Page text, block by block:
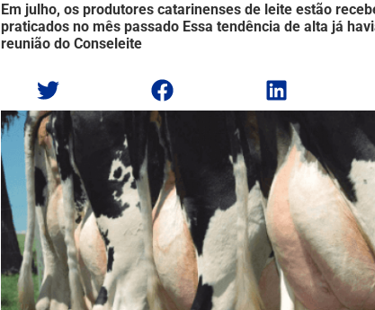
Em julho, os produtores catarinenses de leite estão
praticados no mês passado Essa tendência de alta já
reunião do Conseleite